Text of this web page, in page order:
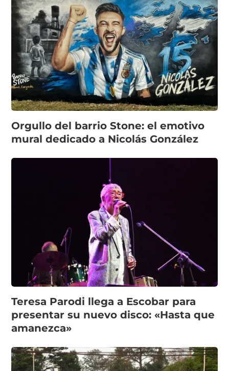
Orgullo del barrio Stone: el emotivo
mural dedicado a Nicolás González
Teresa Parodi llega a Escobar para
presentar su nuevo disco: «Hasta que
amanezca»